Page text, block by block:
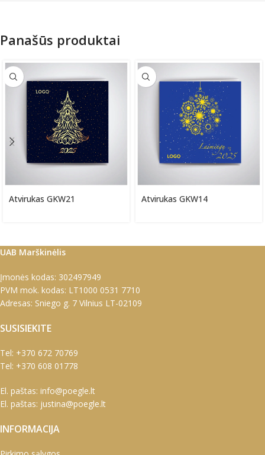
Panašūs produktai
Atvirukas GKW21 Atvirukas GKW14
UAB Marškinėlis
Įmonės kodas: 302497949
PVM mok. kodas: LT1000 0531 7710
Adresas: Sniego g. 7 Vilnius LT-02109
SUSISIEKITE
Tel: +370 672 70769
Tel: +370 608 01778
El. paštas: info@poegle.lt
El. paštas: justina@poegle.lt
INFORMACIJA